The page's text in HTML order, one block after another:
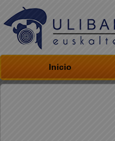
Inicio